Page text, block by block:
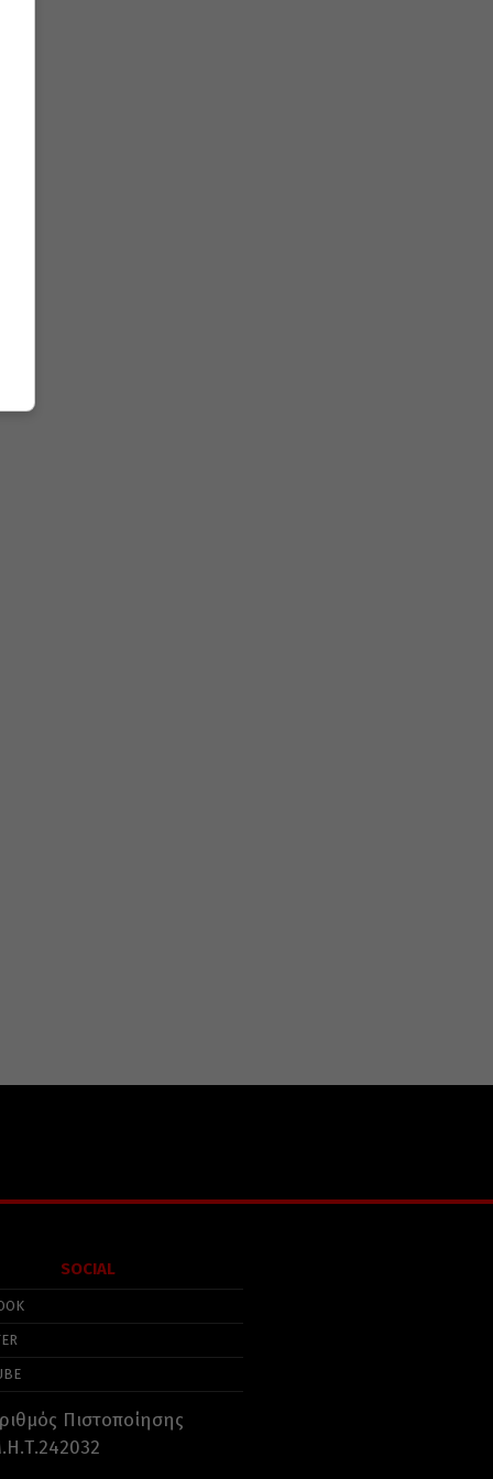
SOCIAL
Πιστοποίησης